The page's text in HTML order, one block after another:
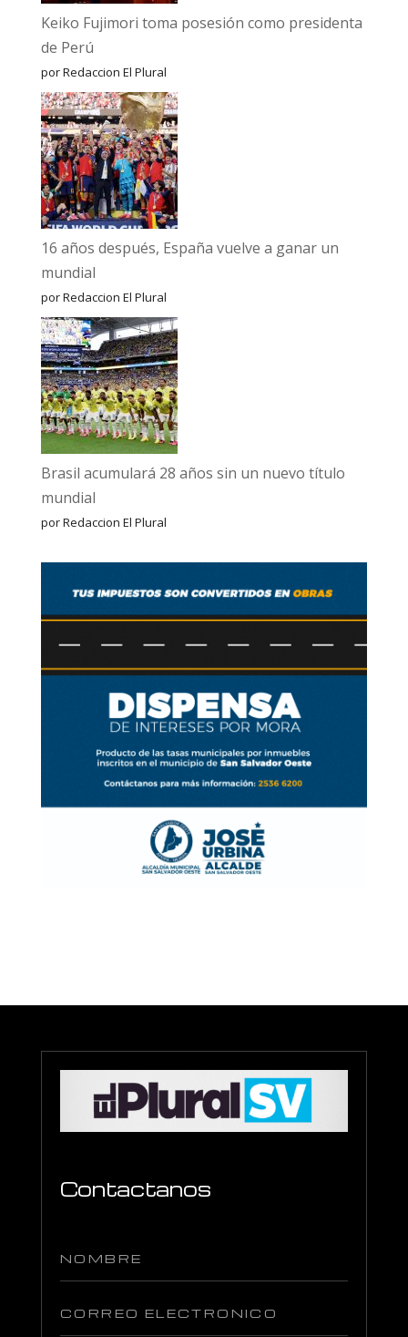
Keiko Fujimori toma posesión como presidenta
de Perú
por Redaccion El Plural
16 años después, España vuelve a ganar un
mundial
por Redaccion El Plural
Brasil acumulará 28 años sin un nuevo título
mundial
por Redaccion El Plural
Contactanos